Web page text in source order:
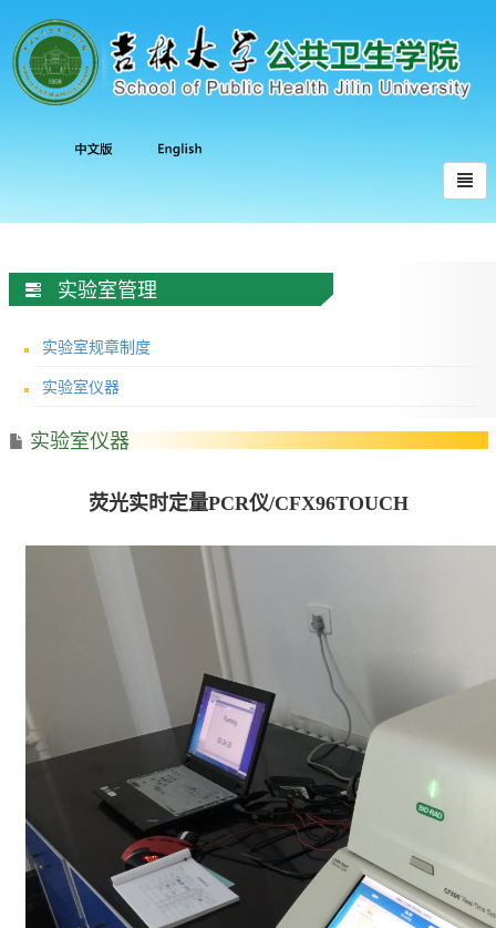
实验室管理
实验室规章制度
实验室仪器
实验室仪器
荧光实时定量PCR仪/CFX96TOUCH